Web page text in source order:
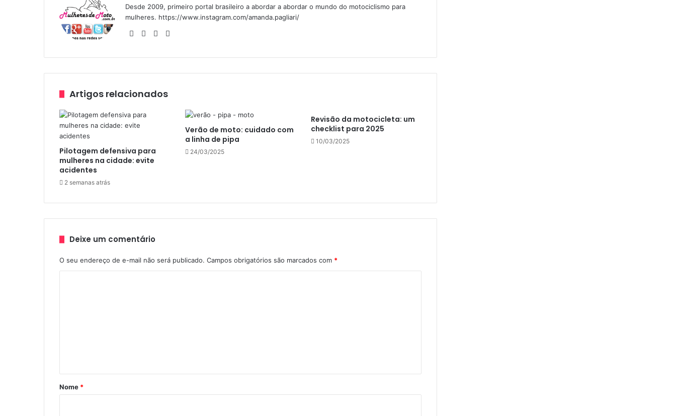
Desde 2009, primeiro portal brasileiro a abordar a abordar o mundo do motociclismo para
mulheres. https://www.instagram.com/amanda.pagliari/
WebsiteFacebook
YouTube
Artigos relacionados
Pilotagem defensiva para
mulheres na cidade: evite
acidentes
2 semanas atrás
Verão de moto: cuidado com
a linha de pipa
24/03/2025
Revisão da motocicleta: um
checklist para 2025
10/03/2025
Deixe um comentário
O seu endereço de e-mail não será publicado. Campos obrigatórios são marcados com *
r
Nome *